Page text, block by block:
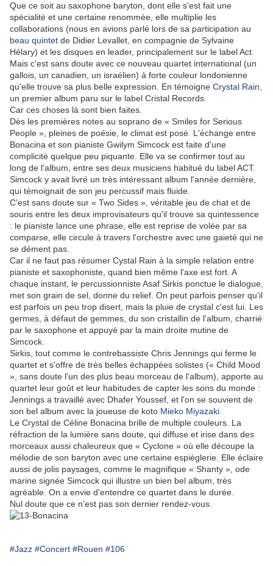
Que ce soit au saxophone baryton, dont elle s'est fait une
spécialité et une certaine renommée, elle multiplie les
collaborations (nous en avions parlé lors de sa participation au
beau quintet de Didier Levallet, en compagnie de Sylvaine
Hélary) et les disques en leader, principalement sur le label Act.
Mais c'est sans doute avec ce nouveau quartet international (un
gallois, un canadien, un israélien) à forte couleur londonienne
qu'elle trouve sa plus belle expression. En témoigne Crystal Rain
un premier album paru sur le label Cristal Records.
Car ces choses là sont bien faites.
Dès les premières notes au soprano de « Smiles for Serious
People », pleines de poésie, le climat est posé. L'échange entre
Bonacina et son pianiste Gwilym Simcock est faite d'une
complicité quelque peu piquante. Elle va se confirmer tout au
long de l'album, entre ses deux musiciens habitué du label ACT.
Simcock y avait livré un très intéressant album l'année dernière,
qui témoignait de son jeu percussif mais fluide.
C'est sans doute sur « Two Sides », véritable jeu de chat et de
souris entre les deux improvisateurs qu'il trouve sa quintessence
: le pianiste lance une phrase, elle est reprise de volée par sa
comparse, elle circule à travers l'orchestre avec une gaieté qui ne
se dément pas.
Car il ne faut pas résumer Cystal Rain à la simple relation entre
pianiste et saxophoniste, quand bien même l'axe est fort. A
chaque instant, le percussionniste Asaf Sirkis ponctue le dialogue,
met son grain de sel, donne du relief. On peut parfois penser qu'il
est parfois un peu trop disert, mais la pluie de crystal c'est lui. Les
germes, à défaut de gemmes, du son cristallin de l'album, charrié
par le saxophone et appuyé par la main droite mutine de
Simcock.
Sirkis, tout comme le contrebassiste Chris Jennings qui ferme le
quartet et s'offre de très belles échappées solistes (« Child Mood
», sans doute l'un des plus beau morceau de l'album), apporte au
quartet leur goût et leur habitudes de capter les sons du monde :
Jennings a travaillé avec Dhafer Youssef, et l'on se souvient de
son bel album avec la joueuse de koto Mieko Miyazaki
Le Crystal de Céline Bonacina brille de multiple couleurs. La
réfraction de la lumière sans doute, qui diffuse et irise dans des
morceaux aussi chaleureux que « Cyclone » où elle découpe la
mélodie de son baryton avec une certaine espièglerie. Elle éclaire
aussi de jolis paysages, comme le magnifique « Shanty », ode
marine signée Simcock qui illustre un bien bel album, très
agréable. On a envie d'entendre ce quartet dans le durée.
Nul doute que ce n'est pas son dernier rendez-vous.
#Jazz #Concert #Rouen #106